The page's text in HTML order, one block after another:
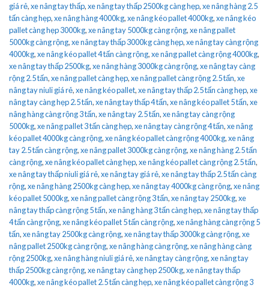
giá rẻ,xe nâng tay thấp,xe nâng tay thấp 2500kg càng hẹp,xe nâng hàng 2.5
tấn càng hẹp,xe nâng hàng 4000kg,xe nâng kéo pallet 4000kg,xe nâng kéo
pallet càng hẹp 3000kg,xe nâng tay 5000kg càng rộng,xe nâng pallet
5000kg càng rộng,xe nâng tay thấp 3000kg càng hẹp,xe nâng tay càng rộng
4000kg,xe nâng kéo pallet 4 tấn càng rộng,xe nâng pallet càng rộng 4000kg,
xe nâng tay thấp 2500kg,xe nâng hàng 3000kg càng rộng,xe nâng tay càng
rộng 2.5 tấn,xe nâng pallet càng hẹp,xe nâng pallet càng rộng 2.5 tấn,xe
nâng tay niuli giá rẻ,xe nâng kéo pallet,xe nâng tay thấp 2.5 tấn càng hẹp,xe
nâng tay càng hẹp 2.5 tấn,xe nâng tay thấp 4 tấn,xe nâng kéo pallet 5 tấn,xe
nâng hàng càng rộng 3 tấn,xe nâng tay 2.5 tấn,xe nâng tay càng rộng
5000kg,xe nâng pallet 3 tấn càng hẹp,xe nâng tay càng rộng 4 tấn,xe nâng
kéo pallet 4000kg càng rộng,xe nâng kéo pallet càng rộng 4000kg,xe nâng
tay 2.5 tấn càng rộng,xe nâng pallet 3000kg càng rộng,xe nâng hàng 2.5 tấn
càng rộng,xe nâng kéo pallet càng hẹp,xe nâng kéo pallet càng rộng 2.5 tấn,
xe nâng tay thấp niuli giá rẻ,xe nâng tay giá rẻ,xe nâng tay thấp 2.5 tấn càng
rộng,xe nâng hàng 2500kg càng hẹp,xe nâng tay 4000kg càng rộng,xe nâng
kéo pallet 5000kg,xe nâng pallet càng rộng 3 tấn,xe nâng tay 2500kg,xe
nâng tay thấp càng rộng 5 tấn,xe nâng hàng 3 tấn càng hẹp,xe nâng tay thấp
4 tấn càng rộng,xe nâng kéo pallet 5 tấn càng rộng,xe nâng hàng càng rộng 5
tấn,xe nâng tay 2500kg càng rộng,xe nâng tay thấp 3000kg càng rộng,xe
nâng pallet 2500kg càng rộng,xe nâng hàng càng rộng,xe nâng hàng càng
rộng 2500kg,xe nâng hàng niuli giá rẻ,xe nâng tay càng rộng,xe nâng tay
thấp 2500kg càng rộng,xe nâng tay càng hẹp 2500kg,xe nâng tay thấp
4000kg,xe nâng kéo pallet 2.5 tấn càng hẹp,xe nâng kéo pallet càng rộng 3